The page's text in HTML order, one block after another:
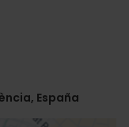
España